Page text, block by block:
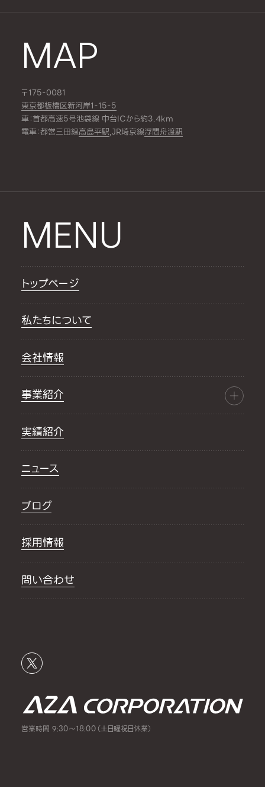
MAP
〒175-0081
東京都板橋区新河岸1-15-5
車：首都高速5号池袋線 中台ICから約3.4km
電車：都営三田線高島平駅,JR埼京線浮間舟渡駅
MENU
トップページ
私たちについて
会社情報
事業紹介
実績紹介
ニュース
ブログ
採用情報
問い合わせ
営業時間 9:30～18:00（土日曜祝日休業）